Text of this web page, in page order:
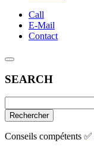
Call
E-Mail
Contact
SEARCH
Rechercher
Conseils compétents ✅